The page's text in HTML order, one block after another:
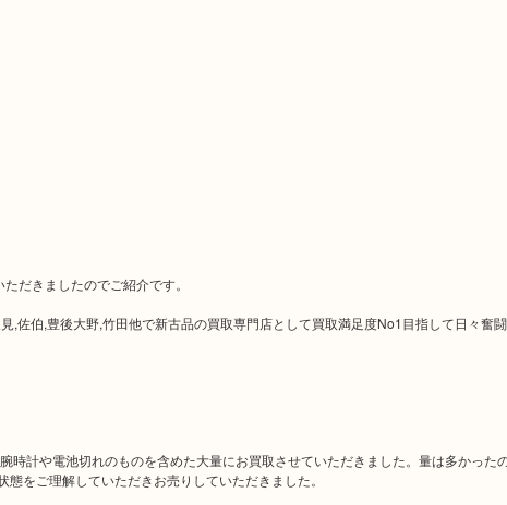
だきましたのでご紹介です。
,佐伯,豊後大野,竹田他で新古品の買取専門店として買取満足度No1目指して日々奮
時計や電池切れのものを含めた大量にお買取させていただきました。量は多かった
をご理解していただきお売りしていただきました。